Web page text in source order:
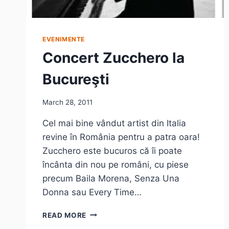
EVENIMENTE
Concert Zucchero la
Bucureşti
March 28, 2011
Cel mai bine vândut artist din Italia
revine în România pentru a patra oara!
Zucchero este bucuros că îi poate
încânta din nou pe români, cu piese
precum Baila Morena, Senza Una
Donna sau Every Time…
READ MORE CONCERT